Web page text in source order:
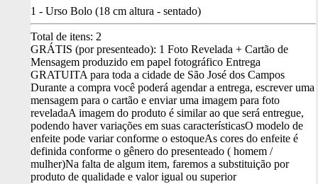
1 - Urso Bolo (18 cm altura - sentado)
Total de itens: 2
GRÁTIS (por presenteado): 1 Foto Revelada + Cartão de
Mensagem produzido em papel fotográfico Entrega
GRATUITA para toda a cidade de São José dos Campos
Durante a compra você poderá agendar a entrega, escrever uma
mensagem para o cartão e enviar uma imagem para foto
reveladaA imagem do produto é similar ao que será entregue,
podendo haver variações em suas característicasO modelo de
enfeite pode variar conforme o estoqueAs cores do enfeite é
definida conforme o gênero do presenteado ( homem /
mulher)Na falta de algum item, faremos a substituição por
produto de qualidade e valor igual ou superior